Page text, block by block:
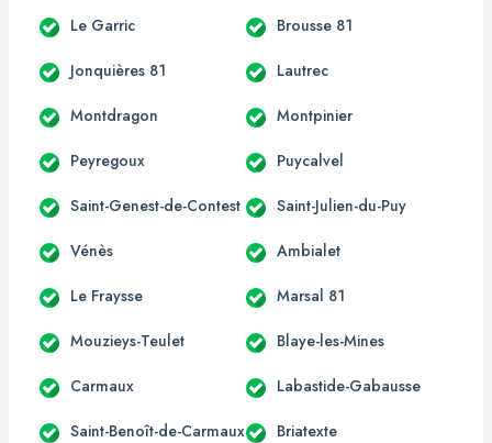
Le Garric Brousse 81
Jonquières 81 Lautrec
Montdragon Montpinier
Peyregoux Puycalvel
Saint-Genest-de-Contest Saint-Julien-du-Puy
Vénès Ambialet
Le Fraysse Marsal 81
Mouzieys-Teulet Blaye-les-Mines
Carmaux Labastide-Gabausse
Saint-Benoît-de-Carmaux Briatexte